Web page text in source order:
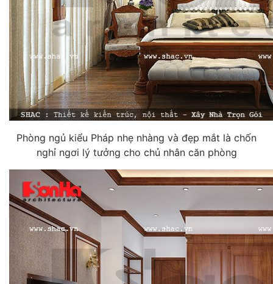
Phòng ngủ kiểu Pháp nhẹ nhàng và đẹp mắt là chốn
nghỉ ngơi lý tưởng cho chủ nhân căn phòng